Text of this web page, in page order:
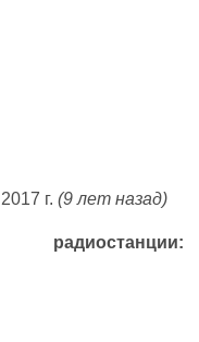
г. (9 лет назад)